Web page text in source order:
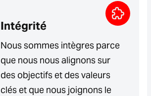
Intégrité
Nous sommes intègres parce
que nous nous alignons sur
des objectifs et des valeurs
clés et que nous joignons le